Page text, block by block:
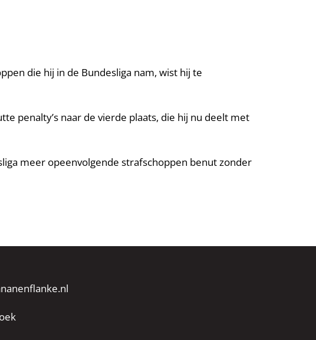
die hij in de Bundesliga nam, wist hij te
penalty’s naar de vierde plaats, die hij nu deelt met
meer opeenvolgende strafschoppen benut zonder